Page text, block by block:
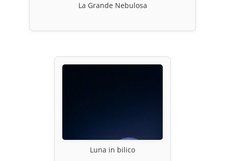
La Grande Nebulosa
Luna in bilico